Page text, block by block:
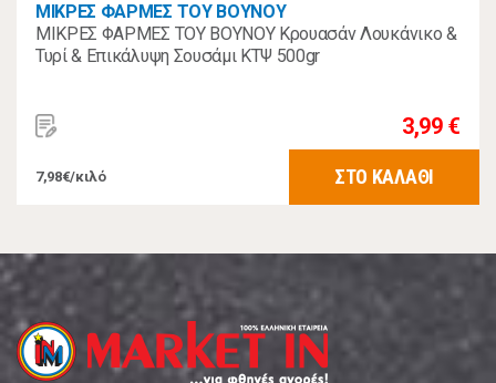
ΜΙΚΡΕΣ ΦΑΡΜΕΣ ΤΟΥ ΒΟΥΝΟΥ
ΜΙΚΡΕΣ ΦΑΡΜΕΣ ΤΟΥ ΒΟΥΝΟΥ Κρουασάν Λουκάνικο &
Τυρί & Επικάλυψη Σουσάμι ΚΤΨ 500gr
3,99 €
7,98€/κιλό ΣΤΟ ΚΑΛΑΘΙ